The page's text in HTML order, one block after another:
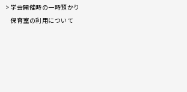
学会開催時の一時預かり
保育室の利用について